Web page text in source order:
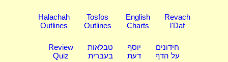
Halachah
Outlines
Tosfos
Outlines
English
Charts
Revach
l'Daf
Review
Quiz
טבלאות
בעברית
יוסף
דעת
חידונים
על הדף